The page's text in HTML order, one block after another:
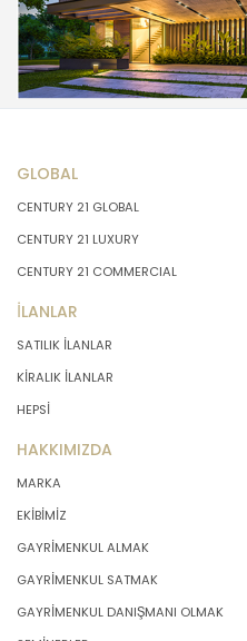
GLOBAL
CENTURY 21 GLOBAL
CENTURY 21 LUXURY
CENTURY 21 COMMERCIAL
İLANLAR
SATILIK İLANLAR
KİRALIK İLANLAR
HEPSİ
HAKKIMIZDA
MARKA
EKİBİMİZ
GAYRİMENKUL ALMAK
GAYRİMENKUL SATMAK
GAYRİMENKUL DANIŞMANI OLMAK